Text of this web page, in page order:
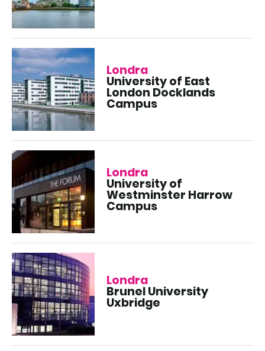
Londra
University of East
London Docklands
Campus
Londra
University of
Westminster Harrow
Campus
Londra
Brunel University
Uxbridge